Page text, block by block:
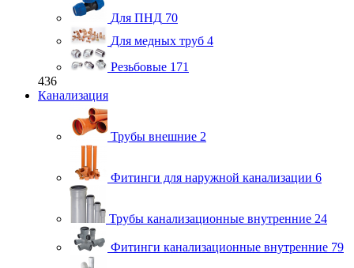
Для ПНД 70
Для медных труб 4
Резьбовые 171
436
Канализация
Трубы внешние 2
Фитинги для наружной канализации 6
Трубы канализационные внутренние 24
Фитинги канализационные внутренние 79